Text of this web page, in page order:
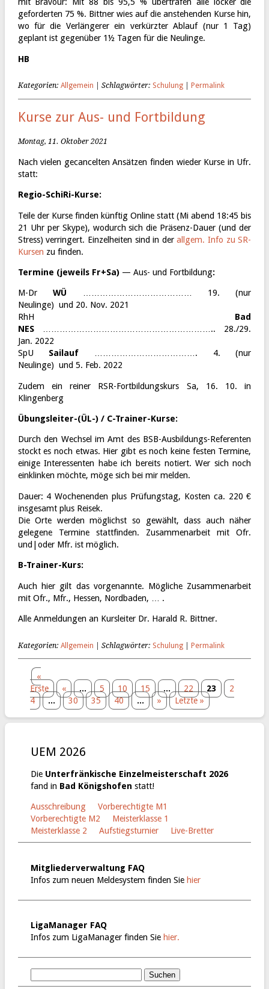
mit Bravour: Mit 88 bis 95,5 % übertrafen alle locker die
geforderten 75 %. Bittner wies auf die anstehenden Kurse hin,
wo für die Verlängerer ein verkürzter Ablauf (nur 1 Tag)
geplant ist gegenüber 1½ Tagen für die Neulinge.
HB
Kategorien: Allgemein | Schlagwörter: Schulung| Permalink
Kurse zur Aus- und Fortbildung
Montag, 11. Oktober 2021
Nach vielen gecancelten Ansätzen finden wieder Kurse in Ufr.
statt:
Regio-SchiRi-Kurse:
Teile der Kurse finden künftig Online statt (Mi abend 18:45 bis
21 Uhr per Skype), wodurch sich die Präsenz-Dauer (und der
Stress) verringert. Einzelheiten sind in derallgem. Info zu SR-
Kursen zu finden.
Termine (jeweils Fr+Sa)— Aus- und Fortbildung:
M-DrWÜ ………………………………… 19. (nur
Neulinge) und 20. Nov. 2021
RhH Bad
NES …………………………………………………….. 28./29.
Jan. 2022
SpU Sailauf ………………………………. 4. (nur
Neulinge) und 5. Feb. 2022
Zudem ein reiner RSR-Fortbildungskurs Sa, 16. 10. in
Klingenberg
Übungsleiter-(ÜL-) / C-Trainer-Kurse:
Durch den Wechsel im Amt des BSB-Ausbildungs-Referenten
stockt es noch etwas. Hier gibt es noch keine festen Termine,
einige Interessenten habe ich bereits notiert. Wer sich noch
einklinken möchte, möge sich bei mir melden.
Dauer: 4 Wochenenden plus Prüfungstag, Kosten ca. 220 €
insgesamt plus Reisek.
Die Orte werden möglichst so gewählt, dass auch näher
gelegene Termine stattfinden. Zusammenarbeit mit Ofr.
und|oder Mfr. ist möglich.
B-Trainer-Kurs:
Auch hier gilt das vorgenannte. Mögliche Zusammenarbeit
mit Ofr., Mfr., Hessen, Nordbaden, … .
Alle Anmeldungen an Kursleiter Dr. Harald R. Bittner.
Kategorien: Allgemein | Schlagwörter: Schulung| Permalink
«
Erste
« ... 5 10 15 ... 22 23
2
4
... 30 35 40 ... » Letzte »
UEM 2026
Die Unterfränkische Einzelmeisterschaft 2026
fand in Bad Königshofen statt!
Ausschreibung
Vorberechtigte M1
Vorberechtigte M2
Meisterklasse 1
Meisterklasse 2
Aufstiegsturnier Live-Bretter
Mitgliederverwaltung FAQ
Infos zum neuen Meldesystem finden Sie hier
LigaManager FAQ
Infos zum LigaManager finden Sie hier.